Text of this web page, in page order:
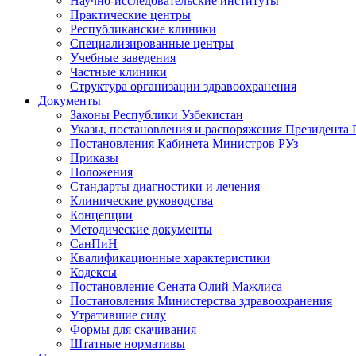
Практические центры
Республиканские клиники
Специализированные центры
Учебные заведения
Частные клиники
Структура организации здравоохранения
Документы
Законы Республики Узбекистан
Указы, постановления и распоряжения Президента
Постановления Кабинета Министров РУз
Приказы
Положения
Стандарты диагностики и лечения
Клинические руководства
Концепции
Методические документы
СанПиН
Квалификационные характеристики
Кодексы
Постановление Сената Олий Мажлиса
Постановления Министерства здравоохранения
Утратившие силу
Формы для скачивания
Штатные нормативы